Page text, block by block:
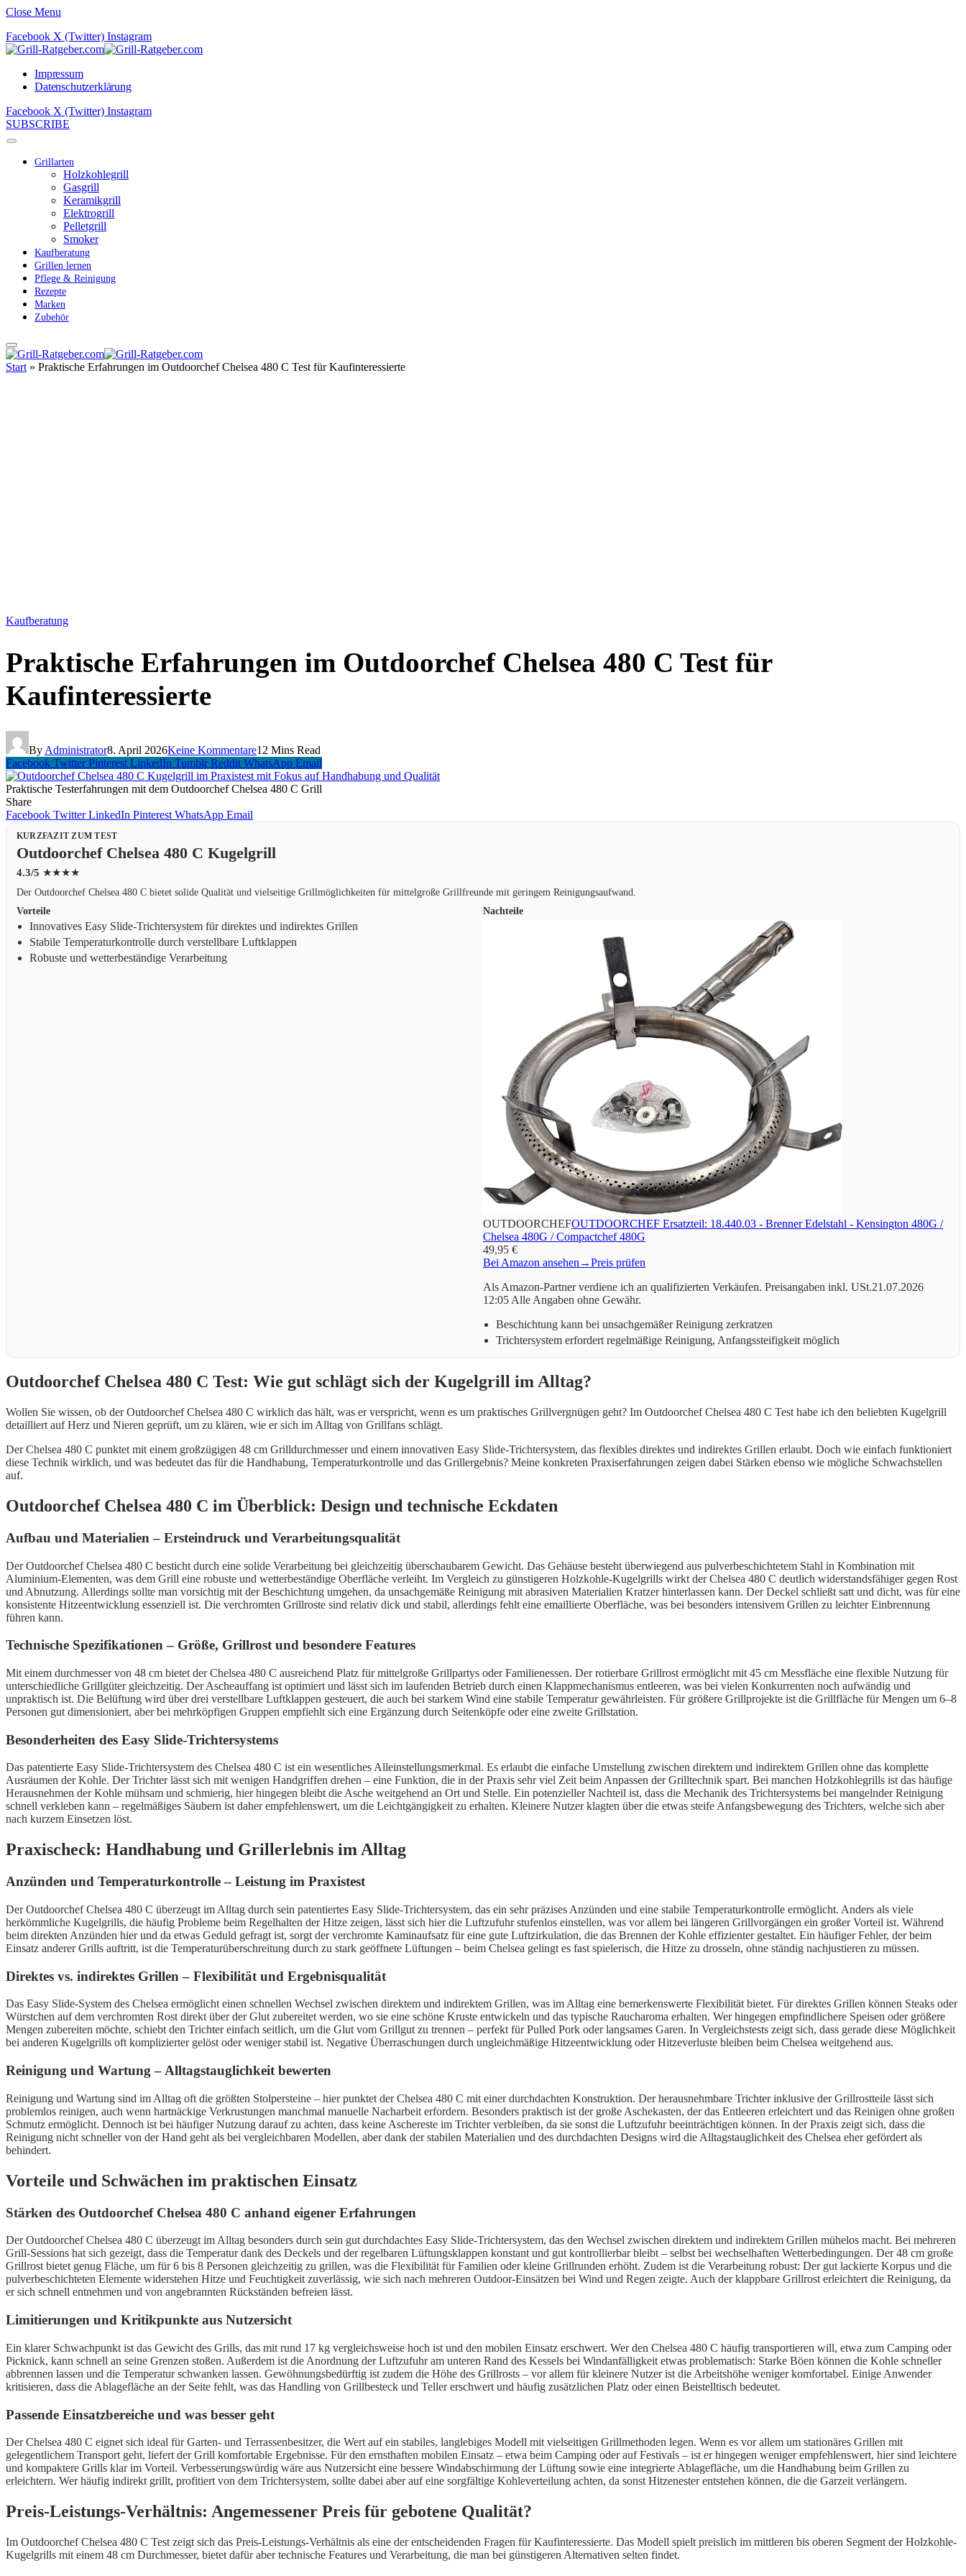
Close Menu
Facebook X (Twitter) Instagram
Impressum
Datenschutzerklärung
Facebook X (Twitter) Instagram
SUBSCRIBE
Grillarten
Holzkohlegrill
Gasgrill
Keramikgrill
Elektrogrill
Pelletgrill
Smoker
Kaufberatung
Grillen lernen
Pflege & Reinigung
Rezepte
Marken
Zubehör
Start » Praktische Erfahrungen im Outdoorchef Chelsea 480 C Test für Kaufinteressierte
Kaufberatung
Praktische Erfahrungen im Outdoorchef Chelsea 480 C Test für
Kaufinteressierte
By Administrator8. April 2026Keine Kommentare12 Mins Read
Facebook Twitter Pinterest LinkedIn Tumblr Reddit WhatsApp Email
Praktische Testerfahrungen mit dem Outdoorchef Chelsea 480 C Grill
Share
Facebook Twitter LinkedIn Pinterest WhatsApp Email
KURZFAZIT ZUM TEST
Outdoorchef Chelsea 480 C Kugelgrill
4.3/5 ★★★★
Der Outdoorchef Chelsea 480 C bietet solide Qualität und vielseitige Grillmöglichkeiten für mittelgroße Grillfreunde mit geringem Reinigungsaufwand.
Vorteile
Innovatives Easy Slide-Trichtersystem für direktes und indirektes Grillen
Stabile Temperaturkontrolle durch verstellbare Luftklappen
Robuste und wetterbeständige Verarbeitung
Nachteile
OUTDOORCHEFOUTDOORCHEF Ersatzteil: 18.440.03 - Brenner Edelstahl - Kensington 480G /
Chelsea 480G / Compactchef 480G
49,95 €
Bei Amazon ansehen →Preis prüfen
Als Amazon-Partner verdiene ich an qualifizierten Verkäufen. Preisangaben inkl. USt.21.07.2026
12:05 Alle Angaben ohne Gewähr.
Beschichtung kann bei unsachgemäßer Reinigung zerkratzen
Trichtersystem erfordert regelmäßige Reinigung, Anfangssteifigkeit möglich
Outdoorchef Chelsea 480 C Test: Wie gut schlägt sich der Kugelgrill im Alltag?
Wollen Sie wissen, ob der Outdoorchef Chelsea 480 C wirklich das hält, was er verspricht, wenn es um praktisches Grillvergnügen geht? Im Outdoorchef Chelsea 480 C Test habe ich den beliebten Kugelgrill
detailliert auf Herz und Nieren geprüft, um zu klären, wie er sich im Alltag von Grillfans schlägt.
Der Chelsea 480 C punktet mit einem großzügigen 48 cm Grilldurchmesser und einem innovativen Easy Slide-Trichtersystem, das flexibles direktes und indirektes Grillen erlaubt. Doch wie einfach funktioniert
diese Technik wirklich, und was bedeutet das für die Handhabung, Temperaturkontrolle und das Grillergebnis? Meine konkreten Praxiserfahrungen zeigen dabei Stärken ebenso wie mögliche Schwachstellen
auf.
Outdoorchef Chelsea 480 C im Überblick: Design und technische Eckdaten
Aufbau und Materialien – Ersteindruck und Verarbeitungsqualität
Der Outdoorchef Chelsea 480 C besticht durch eine solide Verarbeitung bei gleichzeitig überschaubarem Gewicht. Das Gehäuse besteht überwiegend aus pulverbeschichtetem Stahl in Kombination mit
Aluminium-Elementen, was dem Grill eine robuste und wetterbeständige Oberfläche verleiht. Im Vergleich zu günstigeren Holzkohle-Kugelgrills wirkt der Chelsea 480 C deutlich widerstandsfähiger gegen Rost
und Abnutzung. Allerdings sollte man vorsichtig mit der Beschichtung umgehen, da unsachgemäße Reinigung mit abrasiven Materialien Kratzer hinterlassen kann. Der Deckel schließt satt und dicht, was für eine
konsistente Hitzeentwicklung essenziell ist. Die verchromten Grillroste sind relativ dick und stabil, allerdings fehlt eine emaillierte Oberfläche, was bei besonders intensivem Grillen zu leichter Einbrennung
führen kann.
Technische Spezifikationen – Größe, Grillrost und besondere Features
Mit einem durchmesser von 48 cm bietet der Chelsea 480 C ausreichend Platz für mittelgroße Grillpartys oder Familienessen. Der rotierbare Grillrost ermöglicht mit 45 cm Messfläche eine flexible Nutzung für
unterschiedliche Grillgüter gleichzeitig. Der Ascheauffang ist optimiert und lässt sich im laufenden Betrieb durch einen Klappmechanismus entleeren, was bei vielen Konkurrenten noch aufwändig und
unpraktisch ist. Die Belüftung wird über drei verstellbare Luftklappen gesteuert, die auch bei starkem Wind eine stabile Temperatur gewährleisten. Für größere Grillprojekte ist die Grillfläche für Mengen um 6–8
Personen gut dimensioniert, aber bei mehrköpfigen Gruppen empfiehlt sich eine Ergänzung durch Seitenköpfe oder eine zweite Grillstation.
Besonderheiten des Easy Slide-Trichtersystems
Das patentierte Easy Slide-Trichtersystem des Chelsea 480 C ist ein wesentliches Alleinstellungsmerkmal. Es erlaubt die einfache Umstellung zwischen direktem und indirektem Grillen ohne das komplette
Ausräumen der Kohle. Der Trichter lässt sich mit wenigen Handgriffen drehen – eine Funktion, die in der Praxis sehr viel Zeit beim Anpassen der Grilltechnik spart. Bei manchen Holzkohlegrills ist das häufige
Herausnehmen der Kohle mühsam und schmierig, hier hingegen bleibt die Asche weitgehend an Ort und Stelle. Ein potenzieller Nachteil ist, dass die Mechanik des Trichtersystems bei mangelnder Reinigung
schnell verkleben kann – regelmäßiges Säubern ist daher empfehlenswert, um die Leichtgängigkeit zu erhalten. Kleinere Nutzer klagten über die etwas steife Anfangsbewegung des Trichters, welche sich aber
nach kurzem Einsetzen löst.
Praxischeck: Handhabung und Grillerlebnis im Alltag
Anzünden und Temperaturkontrolle – Leistung im Praxistest
Der Outdoorchef Chelsea 480 C überzeugt im Alltag durch sein patentiertes Easy Slide-Trichtersystem, das ein sehr präzises Anzünden und eine stabile Temperaturkontrolle ermöglicht. Anders als viele
herkömmliche Kugelgrills, die häufig Probleme beim Regelhalten der Hitze zeigen, lässt sich hier die Luftzufuhr stufenlos einstellen, was vor allem bei längeren Grillvorgängen ein großer Vorteil ist. Während
beim direkten Anzünden hier und da etwas Geduld gefragt ist, sorgt der verchromte Kaminaufsatz für eine gute Luftzirkulation, die das Brennen der Kohle effizienter gestaltet. Ein häufiger Fehler, der beim
Einsatz anderer Grills auftritt, ist die Temperaturüberschreitung durch zu stark geöffnete Lüftungen – beim Chelsea gelingt es fast spielerisch, die Hitze zu drosseln, ohne ständig nachjustieren zu müssen.
Direktes vs. indirektes Grillen – Flexibilität und Ergebnisqualität
Das Easy Slide-System des Chelsea ermöglicht einen schnellen Wechsel zwischen direktem und indirektem Grillen, was im Alltag eine bemerkenswerte Flexibilität bietet. Für direktes Grillen können Steaks oder
Würstchen auf dem verchromten Rost direkt über der Glut zubereitet werden, wo sie eine schöne Kruste entwickeln und das typische Raucharoma erhalten. Wer hingegen empfindlichere Speisen oder größere
Mengen zubereiten möchte, schiebt den Trichter einfach seitlich, um die Glut vom Grillgut zu trennen – perfekt für Pulled Pork oder langsames Garen. In Vergleichstests zeigt sich, dass gerade diese Möglichkeit
bei anderen Kugelgrills oft komplizierter gelöst oder weniger stabil ist. Negative Überraschungen durch ungleichmäßige Hitzeentwicklung oder Hitzeverluste bleiben beim Chelsea weitgehend aus.
Reinigung und Wartung – Alltagstauglichkeit bewerten
Reinigung und Wartung sind im Alltag oft die größten Stolpersteine – hier punktet der Chelsea 480 C mit einer durchdachten Konstruktion. Der herausnehmbare Trichter inklusive der Grillrostteile lässt sich
problemlos reinigen, auch wenn hartnäckige Verkrustungen manchmal manuelle Nacharbeit erfordern. Besonders praktisch ist der große Aschekasten, der das Entleeren erleichtert und das Reinigen ohne großen
Schmutz ermöglicht. Dennoch ist bei häufiger Nutzung darauf zu achten, dass keine Aschereste im Trichter verbleiben, da sie sonst die Luftzufuhr beeinträchtigen können. In der Praxis zeigt sich, dass die
Reinigung nicht schneller von der Hand geht als bei vergleichbaren Modellen, aber dank der stabilen Materialien und des durchdachten Designs wird die Alltagstauglichkeit des Chelsea eher gefördert als
behindert.
Vorteile und Schwächen im praktischen Einsatz
Stärken des Outdoorchef Chelsea 480 C anhand eigener Erfahrungen
Der Outdoorchef Chelsea 480 C überzeugt im Alltag besonders durch sein gut durchdachtes Easy Slide-Trichtersystem, das den Wechsel zwischen direktem und indirektem Grillen mühelos macht. Bei mehreren
Grill-Sessions hat sich gezeigt, dass die Temperatur dank des Deckels und der regelbaren Lüftungsklappen konstant und gut kontrollierbar bleibt – selbst bei wechselhaften Wetterbedingungen. Der 48 cm große
Grillrost bietet genug Fläche, um für 6 bis 8 Personen gleichzeitig zu grillen, was die Flexibilität für Familien oder kleine Grillrunden erhöht. Zudem ist die Verarbeitung robust: Der gut lackierte Korpus und die
pulverbeschichteten Elemente widerstehen Hitze und Feuchtigkeit zuverlässig, wie sich nach mehreren Outdoor-Einsätzen bei Wind und Regen zeigte. Auch der klappbare Grillrost erleichtert die Reinigung, da
er sich schnell entnehmen und von angebrannten Rückständen befreien lässt.
Limitierungen und Kritikpunkte aus Nutzersicht
Ein klarer Schwachpunkt ist das Gewicht des Grills, das mit rund 17 kg vergleichsweise hoch ist und den mobilen Einsatz erschwert. Wer den Chelsea 480 C häufig transportieren will, etwa zum Camping oder
Picknick, kann schnell an seine Grenzen stoßen. Außerdem ist die Anordnung der Luftzufuhr am unteren Rand des Kessels bei Windanfälligkeit etwas problematisch: Starke Böen können die Kohle schneller
abbrennen lassen und die Temperatur schwanken lassen. Gewöhnungsbedürftig ist zudem die Höhe des Grillrosts – vor allem für kleinere Nutzer ist die Arbeitshöhe weniger komfortabel. Einige Anwender
kritisieren, dass die Ablagefläche an der Seite fehlt, was das Handling von Grillbesteck und Teller erschwert und häufig zusätzlichen Platz oder einen Beistelltisch bedeutet.
Passende Einsatzbereiche und was besser geht
Der Chelsea 480 C eignet sich ideal für Garten- und Terrassenbesitzer, die Wert auf ein stabiles, langlebiges Modell mit vielseitigen Grillmethoden legen. Wenn es vor allem um stationäres Grillen mit
gelegentlichem Transport geht, liefert der Grill komfortable Ergebnisse. Für den ernsthaften mobilen Einsatz – etwa beim Camping oder auf Festivals – ist er hingegen weniger empfehlenswert, hier sind leichtere
und kompaktere Grills klar im Vorteil. Verbesserungswürdig wäre aus Nutzersicht eine bessere Windabschirmung der Lüftung sowie eine integrierte Ablagefläche, um die Handhabung beim Grillen zu
erleichtern. Wer häufig indirekt grillt, profitiert von dem Trichtersystem, sollte dabei aber auf eine sorgfältige Kohleverteilung achten, da sonst Hitzenester entstehen können, die die Garzeit verlängern.
Preis-Leistungs-Verhältnis: Angemessener Preis für gebotene Qualität?
Im Outdoorchef Chelsea 480 C Test zeigt sich das Preis-Leistungs-Verhältnis als eine der entscheidenden Fragen für Kaufinteressierte. Das Modell spielt preislich im mittleren bis oberen Segment der Holzkohle-
Kugelgrills mit einem 48 cm Durchmesser, bietet dafür aber technische Features und Verarbeitung, die man bei günstigeren Alternativen selten findet.